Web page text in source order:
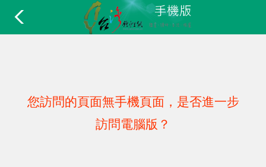
您訪問的頁面無手機頁面，是否進一步
訪問電腦版？